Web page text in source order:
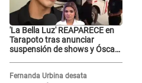
'La Bella Luz' REAPARECE en
Tarapoto tras anunciar
suspensión de shows y Óscar
Fernanda Urbina desata